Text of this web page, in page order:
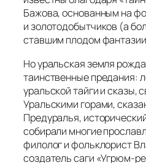
Бажова, основанным на
и золотодобытчиков (а
ставшим плодом
Но уральская земля
таинственные предания:
уральской тайги и сказы,
Уральскими горами,
Предуралья,
собирали многие
филолог и фольклорист
создатель саги «Угрюм-